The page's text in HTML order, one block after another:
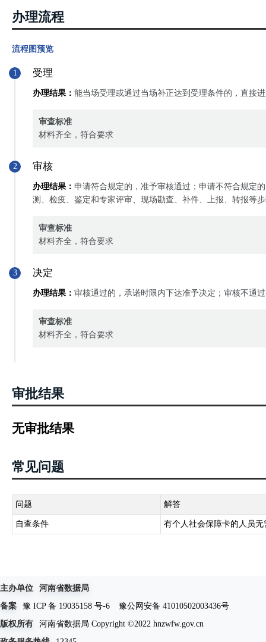
办理流程
流程图预览
1 受理
办理结果： 能当场受理或通过当场补正达到受理条件的，直接
审查标准
材料齐全，符合要求
2 审核
办理结果： 申请符合规定的，准予审核通过；申请不符合规定
测、检疫、鉴定和专家评审、现场勘查、补件、上报、转报等
审查标准
材料齐全，符合要求
3 决定
办理结果： 审核通过的，承诺时限内下达准予决定；审核不通
审查标准
材料齐全，符合要求
审批结果
无审批结果
常见问题
问题 解答
自查条件 有个人社会保障卡的人员
主办单位
河南省数据局
备案
豫 ICP 备 19035158 号-6
豫公网安备 41010502003436号
版权所有
河南省数据局 Copyright ©2022 hnzwfw.gov.cn